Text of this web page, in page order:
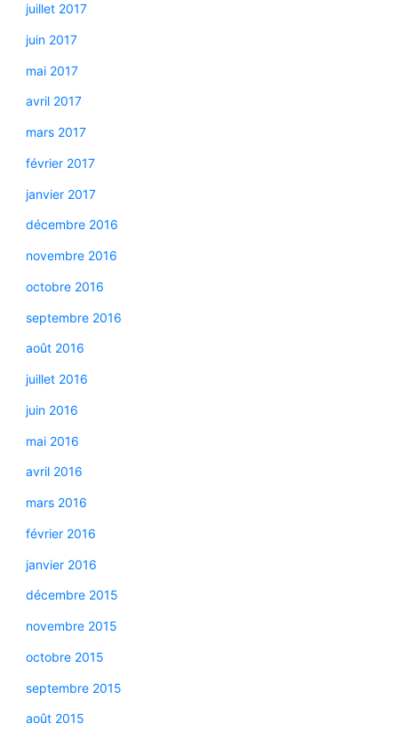
juillet 2017
juin 2017
mai 2017
avril 2017
mars 2017
février 2017
janvier 2017
décembre 2016
novembre 2016
octobre 2016
septembre 2016
août 2016
juillet 2016
juin 2016
mai 2016
avril 2016
mars 2016
février 2016
janvier 2016
décembre 2015
novembre 2015
octobre 2015
septembre 2015
août 2015